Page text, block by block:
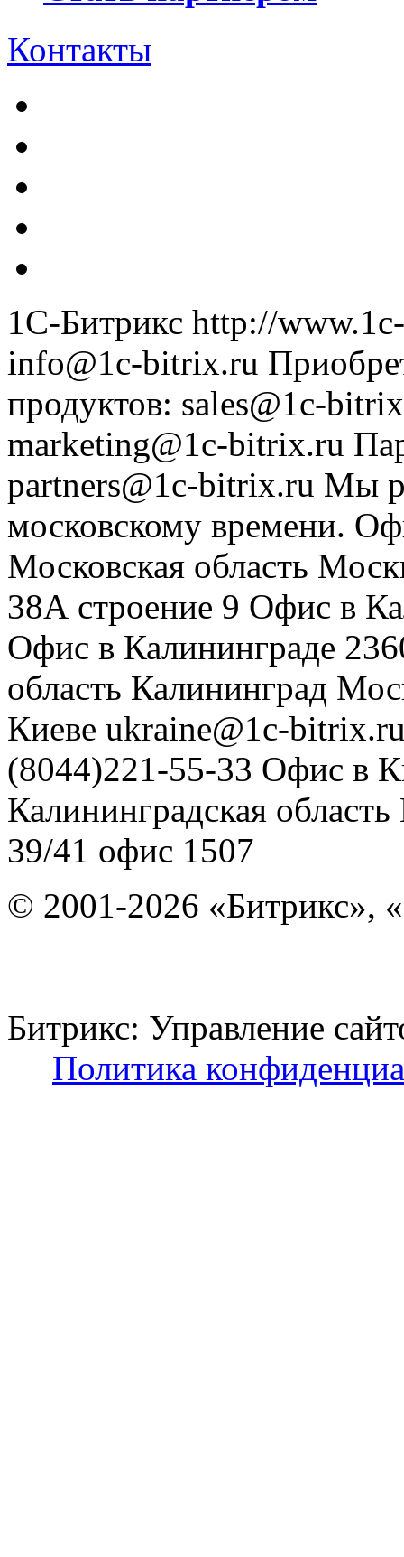
Контакты
1С-Битрикс http://
info@1c-bitrix.ru
продуктов: sales@1c-
marketing@1c-bitrix.ru
partners@1c-bitrix.ru Мы
московскому времени.
Московская область
38А строение 9 Офис в
Офис в Калининграде
область Калининград
Киеве ukraine@1c-
(8044)221-55-33 Офис в
Калининградская область
39/41 офис 1507
© 2001-2026 «Битрикс»,
Битрикс: Управление
Политика